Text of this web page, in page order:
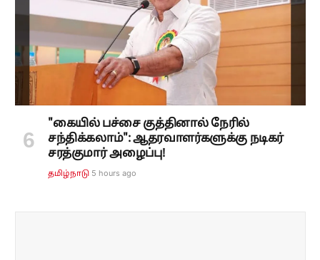
"கையில் பச்சை குத்தினால் நேரில்
சந்திக்கலாம்": ஆதரவாளர்களுக்கு நடிகர்
சரத்குமார் அழைப்பு!
தமிழ்நாடு 5 hours ago